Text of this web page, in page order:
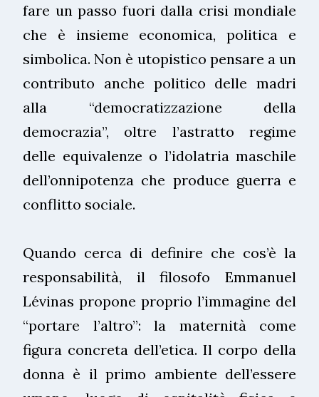
fare un passo fuori dalla crisi mondiale
che è insieme economica, politica e
simbolica. Non è utopistico pensare a un
contributo anche politico delle madri
alla “democratizzazione della
democrazia”, oltre l’astratto regime
delle equivalenze o l’idolatria maschile
dell’onnipotenza che produce guerra e
conflitto sociale.
Quando cerca di definire che cos’è la
responsabilità, il filosofo Emmanuel
Lévinas propone proprio l’immagine del
“portare l’altro”: la maternità come
figura concreta dell’etica. Il corpo della
donna è il primo ambiente dell’essere